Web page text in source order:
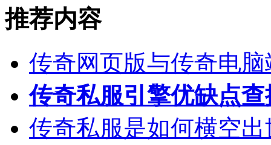
推荐内容
传奇网页版与传奇电
传奇私服引擎优缺点
传奇私服是如何横空